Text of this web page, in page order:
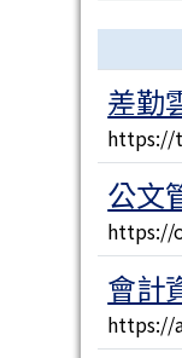
差勤
https://
公文
https://
會計
https://